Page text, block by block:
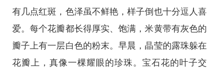
有几点红斑，色泽虽不鲜艳，样子倒也十分逗人喜
爱。每个花瓣都长得厚实、饱满，米黄带有灰色的
瓣子上有一层白色的粉末。早晨，晶莹的露珠躲在
花瓣上，真像一棵耀眼的珍珠。宝石花的叶子交